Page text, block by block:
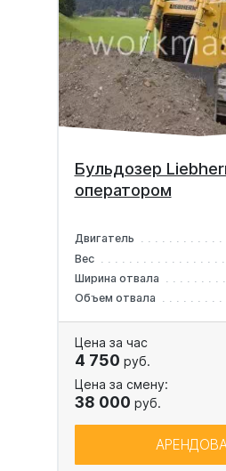
Бульдозер
оператором
Двигатель
Вес
Ширина отвала
Объем отвала
Цена за час
4 750 руб.
Цена за смену:
38 000 руб.